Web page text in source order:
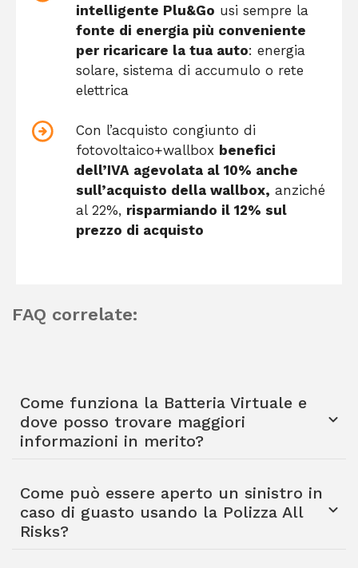
intelligente Plu&Go usi sempre la
fonte di energia più conveniente
per ricaricare la tua auto: energia
solare, sistema di accumulo o rete
elettrica
Con l’acquisto congiunto di
fotovoltaico+wallbox benefici
dell’IVA agevolata al 10% anche
sull’acquisto della wallbox, anziché
al 22%, risparmiando il 12% sul
prezzo di acquisto
FAQ correlate:
Come funziona la Batteria Virtuale e
dove posso trovare maggiori
informazioni in merito?
Come può essere aperto un sinistro in
caso di guasto usando la Polizza All
Risks?